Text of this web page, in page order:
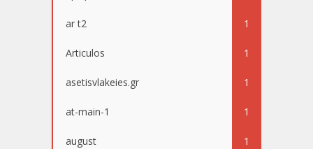
ar t2 1
Articulos 1
asetisvlakeies.gr 1
at-main-1 1
august 1